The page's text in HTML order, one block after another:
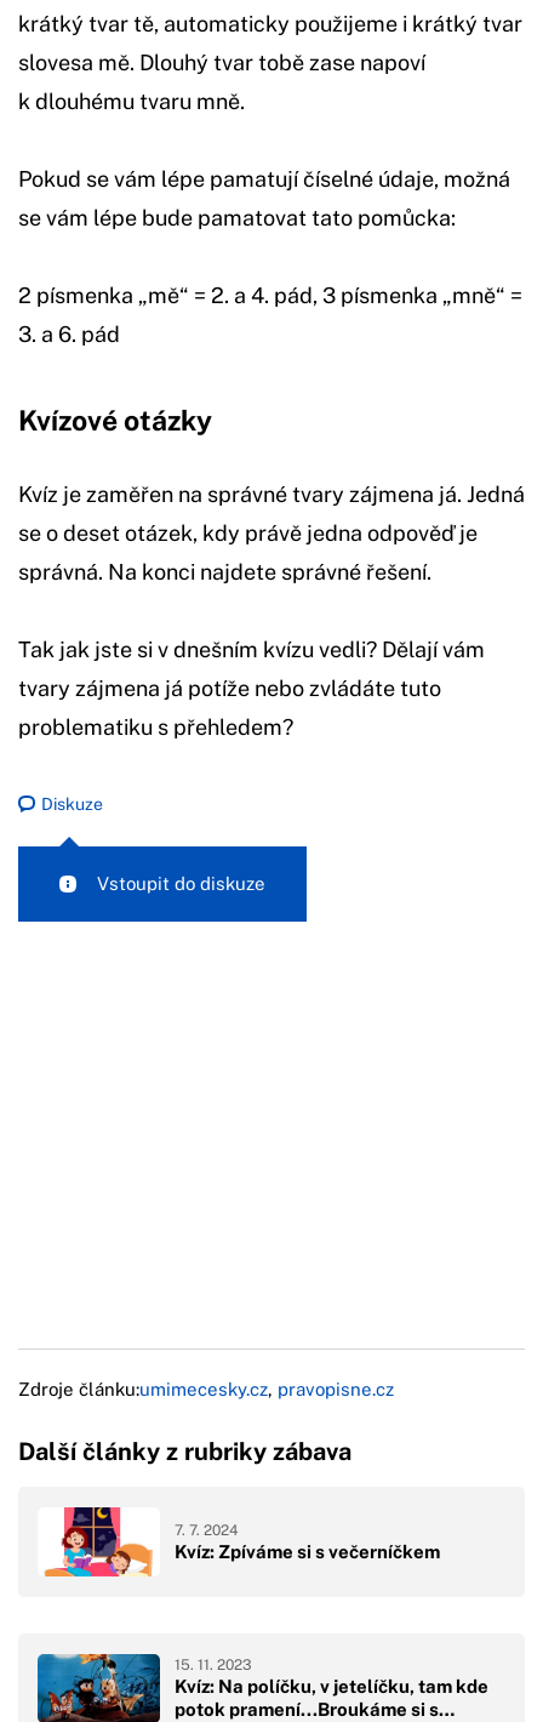
krátký tvar tě, automaticky použijeme i krátký tvar
slovesa mě. Dlouhý tvar tobě zase napoví
k dlouhému tvaru mně.
Pokud se vám lépe pamatují číselné údaje, možná
se vám lépe bude pamatovat tato pomůcka:
2 písmenka „mě“ = 2. a 4. pád, 3 písmenka „mně“ =
3. a 6. pád
Kvízové otázky
Kvíz je zaměřen na správné tvary zájmena já. Jedná
se o deset otázek, kdy právě jedna odpověď je
správná. Na konci najdete správné řešení.
Tak jak jste si v dnešním kvízu vedli? Dělají vám
tvary zájmena já potíže nebo zvládáte tuto
problematiku s přehledem?
Diskuze
Vstoupit do diskuze
Zdroje článku:umimecesky.cz, pravopisne.cz
Další články z rubriky zábava
Kvíz: Zpíváme si s večerníčkem
7. 7. 2024
Kvíz: Na políčku, v jetelíčku, tam kde
potok pramení...Broukáme si s…
15. 11. 2023